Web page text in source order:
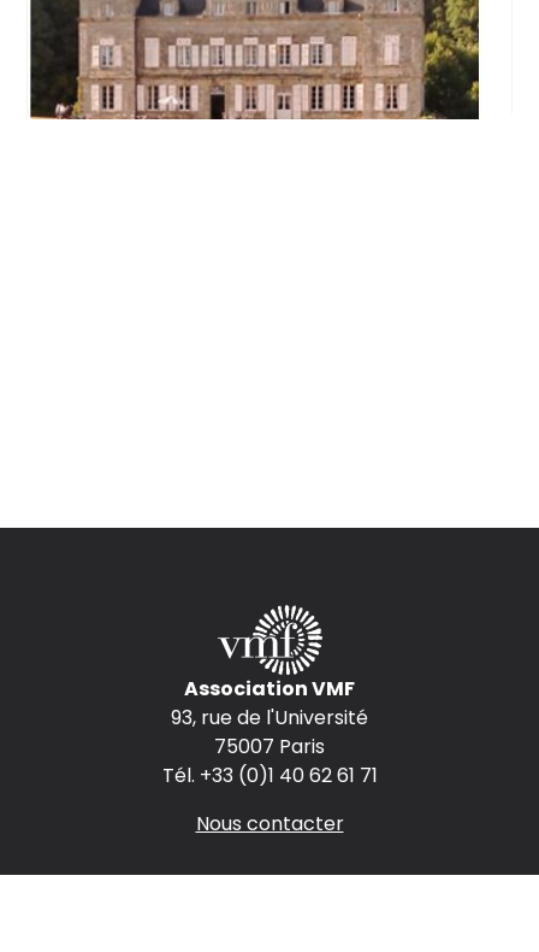
Association VMF
93, rue de l'Université
75007 Paris
Tél. +33 (0)1 40 62 61 71
Nous contacter